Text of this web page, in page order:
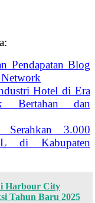
Pendapatan Blog
Hotel di Era
Bertahan dan
3.000
di Kabupaten
Harbour City
Tahun Baru 2025